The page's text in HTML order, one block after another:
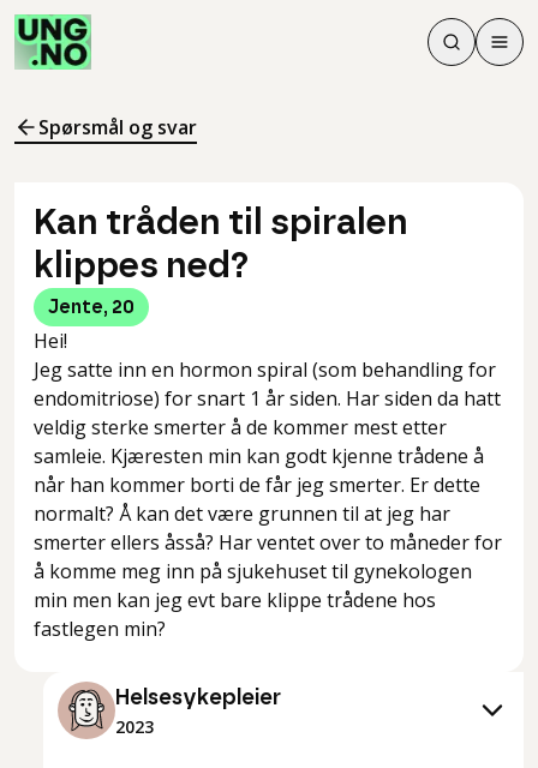
Søk
Søk
Meny
Spørsmål og svar
Kan tråden til spiralen
klippes ned?
Jente, 20
Hei!
Jeg satte inn en hormon spiral (som behandling for
endomitriose) for snart 1 år siden. Har siden da hatt
veldig sterke smerter å de kommer mest etter
samleie. Kjæresten min kan godt kjenne trådene å
når han kommer borti de får jeg smerter. Er dette
normalt? Å kan det være grunnen til at jeg har
smerter ellers åsså? Har ventet over to måneder for
å komme meg inn på sjukehuset til gynekologen
min men kan jeg evt bare klippe trådene hos
fastlegen min?
Helsesykepleier
2023